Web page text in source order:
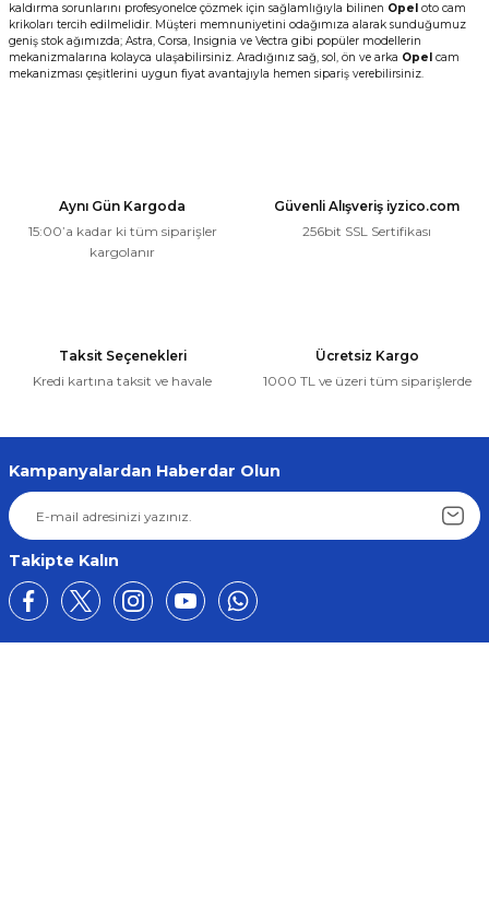
kaldırma sorunlarını profesyonelce çözmek için sağlamlığıyla bilinen Opel oto cam
krikoları tercih edilmelidir. Müşteri memnuniyetini odağımıza alarak sunduğumuz
geniş stok ağımızda; Astra, Corsa, Insignia ve Vectra gibi popüler modellerin
mekanizmalarına kolayca ulaşabilirsiniz. Aradığınız sağ, sol, ön ve arka Opel cam
mekanizması çeşitlerini uygun fiyat avantajıyla hemen sipariş verebilirsiniz.
Aynı Gün Kargoda
15:00’a kadar ki tüm siparişler
kargolanır
Güvenli Alışveriş iyzico.com
256bit SSL Sertifikası
Taksit Seçenekleri
Kredi kartına taksit ve havale
Ücretsiz Kargo
1000 TL ve üzeri tüm siparişlerde
Kampanyalardan Haberdar Olun
Takipte Kalın